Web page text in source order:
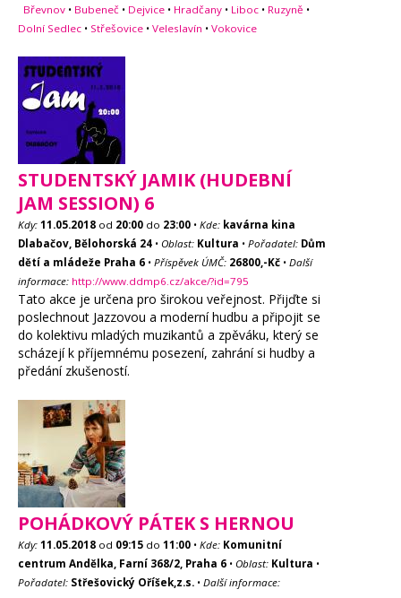
Břevnov • Bubeneč • Dejvice • Hradčany • Liboc • Ruzyně •
Dolní Sedlec • Střešovice • Veleslavín • Vokovice
STUDENTSKÝ JAMIK (HUDEBNÍ
JAM SESSION) 6
Kdy: 11.05.2018 od 20:00 do 23:00 • Kde: kavárna kina
Dlabačov, Bělohorská 24 • Oblast: Kultura • Pořadatel: Dům
dětí a mládeže Praha 6 • Příspěvek ÚMČ: 26800,-Kč • Další
informace: http://www.ddmp6.cz/akce/?id=795
Tato akce je určena pro širokou veřejnost. Přijďte si
poslechnout Jazzovou a moderní hudbu a připojit se
do kolektivu mladých muzikantů a zpěváku, který se
scházejí k příjemnému posezení, zahrání si hudby a
předání zkušeností.
POHÁDKOVÝ PÁTEK S HERNOU
Kdy: 11.05.2018 od 09:15 do 11:00 • Kde: Komunitní
centrum Andělka, Farní 368/2, Praha 6 • Oblast: Kultura •
Pořadatel: Střešovický Oříšek,z.s. • Další informace: